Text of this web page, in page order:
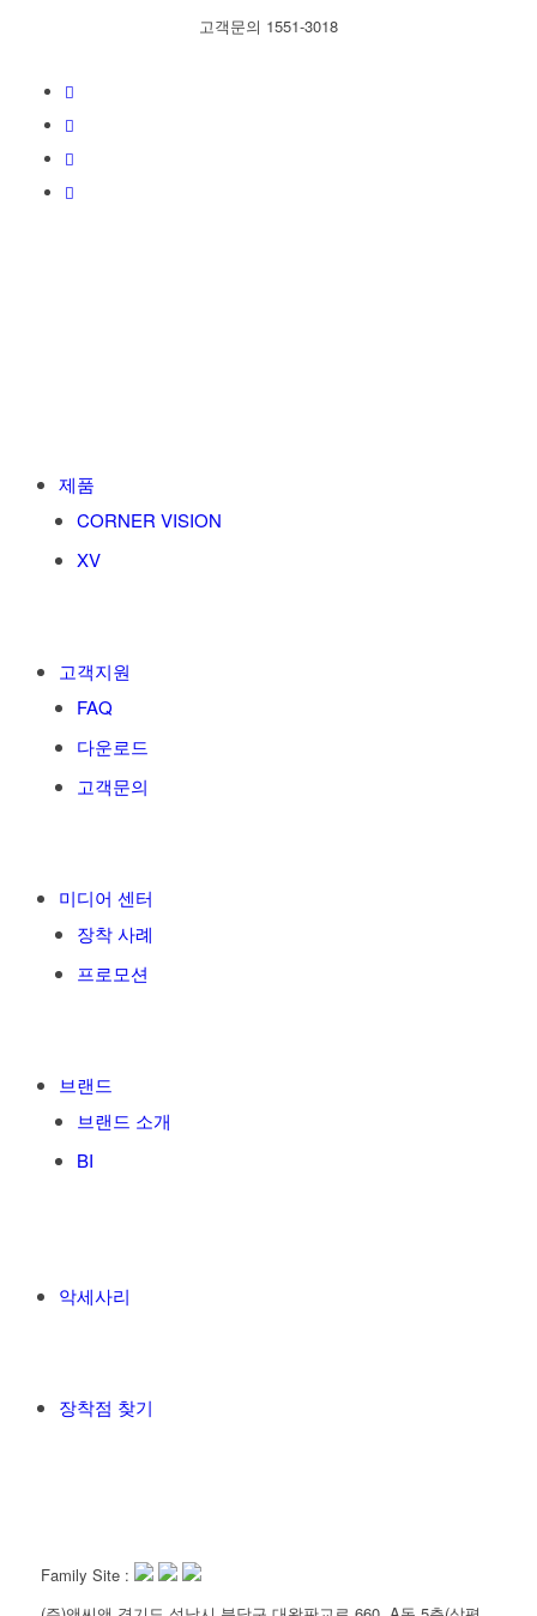
고객문의 1551-3018
제품
CORNER VISION
XV
고객지원
FAQ
다운로드
고객문의
미디어 센터
장착 사례
프로모션
브랜드
브랜드 소개
BI
악세사리
장착점 찾기
Family Site :